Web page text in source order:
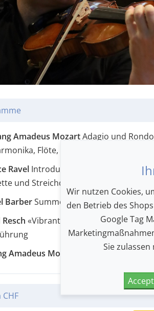
Amadeus MozartAdagio und
Flöte, Oboe, Viola, Cello
Ravel Introduction et Allegro für
und Streichquartett
BarberSummer music op.31 für
«Vibrante» für Cello und
Amadeus Mozart
Streichquintett in
Wir nutzen Cookies,
den Betrieb des
Google Tag
Sie